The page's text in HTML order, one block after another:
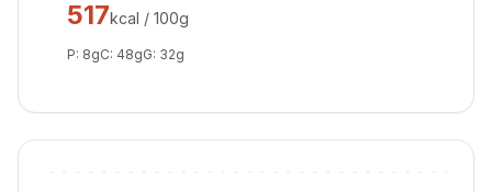
517kcal / 100g
P: 8gC: 48gG: 32g